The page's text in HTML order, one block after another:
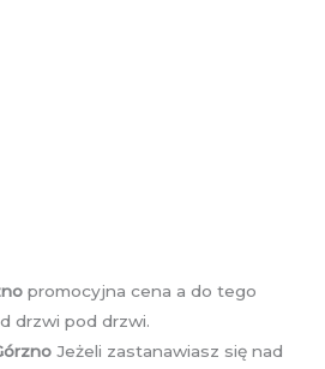
promocyjna cena a do tego
drzwi pod drzwi.
Jeżeli zastanawiasz się nad